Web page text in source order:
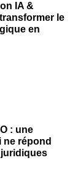
IA &
le
en
: une
ne répond